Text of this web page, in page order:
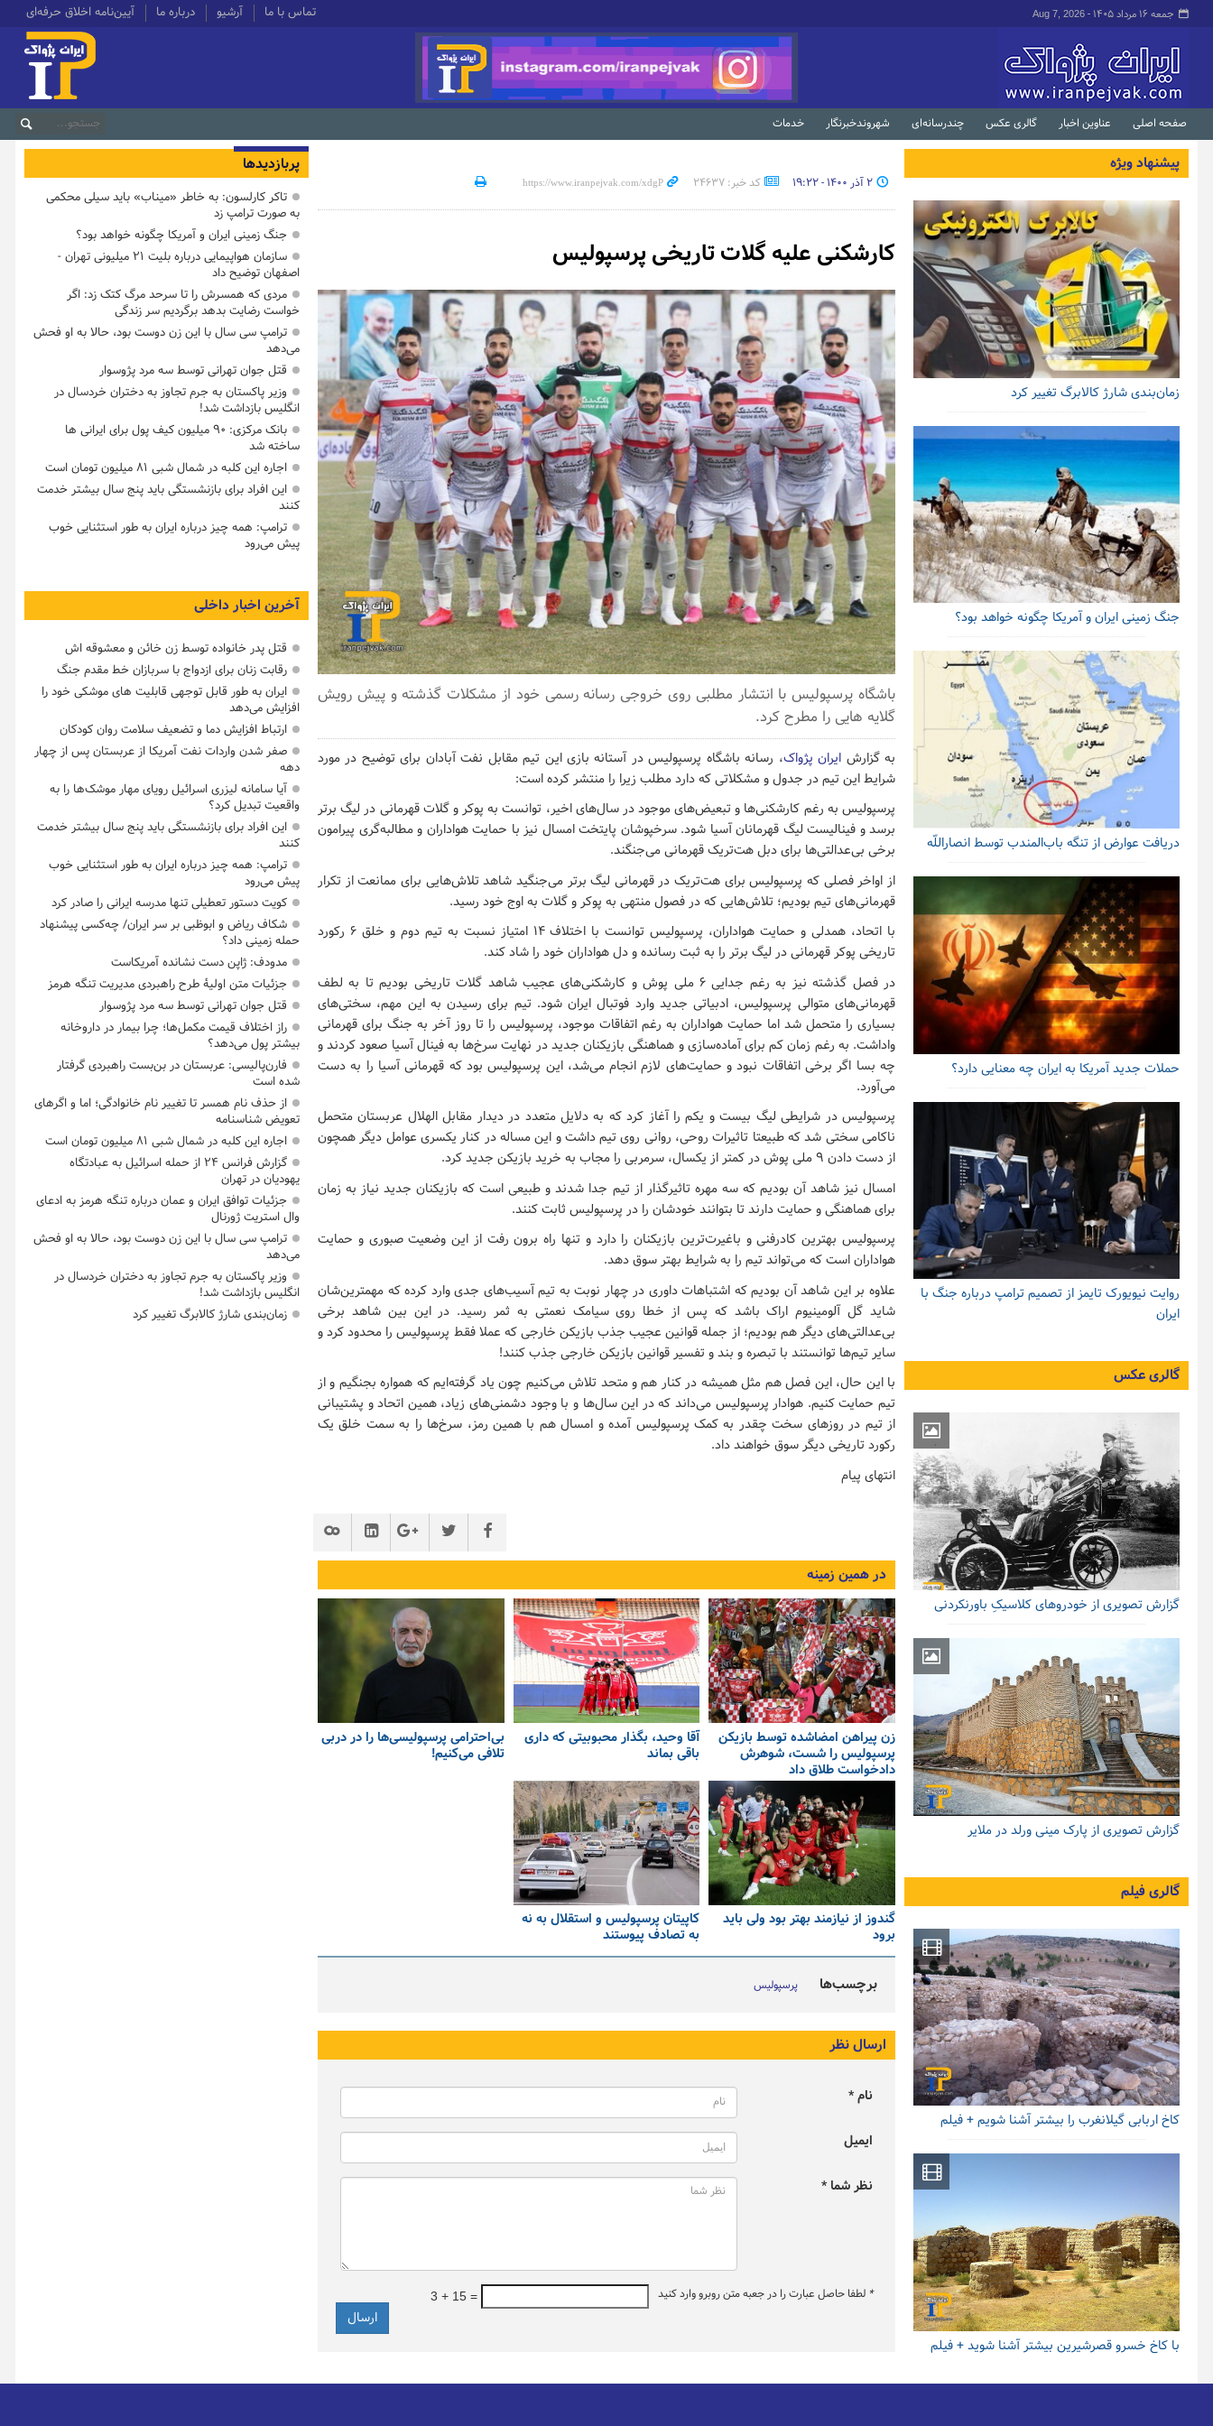
جمعه ۱۶ مرداد ۱۴۰۵ - Aug 7, 2026 تماس با ما آرشیو درباره ما آیین‌نامه اخلاق حرفه‌ای
صفحه اصلی عناوین اخبار گالری عکس چندرسانه‌ای شهروندخبرنگار خدمات
۲ آذر ۱۴۰۰ - ۱۹:۲۲ کد خبر: 24637
کارشکنی علیه گلات تاریخی پرسپولیس
باشگاه پرسپولیس با انتشار مطلبی روی خروجی رسانه رسمی خود از مشکلات گذشته و پیش رویش
گلایه هایی را مطرح کرد.
به گزارش ایران پژواک، رسانه باشگاه پرسپولیس در آستانه بازی این تیم مقابل نفت آبادان برای توضیح در مورد
شرایط این تیم در جدول و مشکلاتی که دارد مطلب زیرا را منتشر کرده است:
پرسپولیس به رغم کارشکنی‌ها و تبعیض‌های موجود در سال‌های اخیر، توانست به پوکر و گلات قهرمانی در لیگ برتر
برسد و فینالیست لیگ قهرمانان آسیا شود. سرخپوشان پایتخت امسال نیز با حمایت هواداران و مطالبه‌گری پیرامون
برخی بی‌عدالتی‌ها برای دبل هت‌تریک قهرمانی می‌جنگند.
از اواخر فصلی که پرسپولیس برای هت‌تریک در قهرمانی لیگ برتر می‌جنگید شاهد تلاش‌هایی برای ممانعت از تکرار
قهرمانی‌های تیم بودیم؛ تلاش‌هایی که در فصول منتهی به پوکر و گلات به اوج خود رسید.
با اتحاد، همدلی و حمایت هواداران، پرسپولیس توانست با اختلاف ۱۴ امتیاز نسبت به تیم دوم و خلق ۶ رکورد
تاریخی پوکر قهرمانی در لیگ برتر را به ثبت رسانده و دل هواداران خود را شاد کند.
در فصل گذشته نیز به رغم جدایی ۶ ملی پوش و کارشکنی‌های عجیب شاهد گلات تاریخی بودیم تا به لطف
قهرمانی‌های متوالی پرسپولیس، ادبیاتی جدید وارد فوتبال ایران شود. تیم برای رسیدن به این مهم، سختی‌های
بسیاری را متحمل شد اما حمایت هواداران به رغم اتفاقات موجود، پرسپولیس را تا روز آخر به جنگ برای قهرمانی
واداشت. به رغم زمان کم برای آماده‌سازی و هماهنگی بازیکنان جدید در نهایت سرخ‌ها به فینال آسیا صعود کردند و
چه بسا اگر برخی اتفاقات نبود و حمایت‌های لازم انجام می‌شد، این پرسپولیس بود که قهرمانی آسیا را به دست
می‌آورد.
پرسپولیس در شرایطی لیگ بیست و یکم را آغاز کرد که به دلایل متعدد در دیدار مقابل الهلال عربستان متحمل
ناکامی سختی شد که طبیعتا تاثیرات روحی، روانی روی تیم داشت و این مساله در کنار یکسری عوامل دیگر همچون
از دست دادن ۹ ملی پوش در کمتر از یکسال، سرمربی را مجاب به خرید بازیکن جدید کرد.
امسال نیز شاهد آن بودیم که سه مهره تاثیرگذار از تیم جدا شدند و طبیعی است که بازیکنان جدید نیاز به زمان
برای هماهنگی و حمایت دارند تا بتوانند خودشان را در پرسپولیس ثابت کنند.
پرسپولیس بهترین کادرفنی و باغیرت‌ترین بازیکنان را دارد و تنها راه برون رفت از این وضعیت صبوری و حمایت
هواداران است که می‌تواند تیم را به شرایط بهتر سوق دهد.
علاوه بر این شاهد آن بودیم که اشتباهات داوری در چهار نوبت به تیم آسیب‌های جدی وارد کرده که مهمترین‌شان
شاید گل آلومینیوم اراک باشد که پس از خطا روی سیامک نعمتی به ثمر رسید. در این بین شاهد برخی
بی‌عدالتی‌های دیگر هم بودیم؛ از جمله قوانین عجیب جذب بازیکن خارجی که عملا فقط پرسپولیس را محدود کرد و
سایر تیم‌ها توانستند با تبصره و بند و تفسیر قوانین بازیکن خارجی جذب کنند!
با این حال، این فصل هم مثل همیشه در کنار هم و متحد تلاش می‌کنیم چون یاد گرفته‌ایم که همواره بجنگیم و از
تیم حمایت کنیم. هوادار پرسپولیس می‌داند که در این سال‌ها و با وجود دشمنی‌های زیاد، همین اتحاد و پشتیبانی
از تیم در روزهای سخت چقدر به کمک پرسپولیس آمده و امسال هم با همین رمز، سرخ‌ها را به سمت خلق یک
رکورد تاریخی دیگر سوق خواهند داد.
انتهای پیام
در همین زمینه
زن پیراهن امضاشده توسط بازیکن
پرسپولیس را شست، شوهرش
دادخواست طلاق داد
آقا وحید، بگذار محبوبیتی که داری
باقی بماند
بی‌احترامی پرسپولیسی‌ها را در دربی
تلافی می‌کنیم!
گندوز از نیازمند بهتر بود ولی باید
برود
کاپیتان پرسپولیس و استقلال به نه
به تصادف پیوستند
برچسب‌ها پرسپولیس
ارسال نظر
نام *
ایمیل
نظر شما *
* لطفا حاصل عبارت را در جعبه متن روبرو وارد کنید 3 + 15 =
پیشنهاد ویژه
زمان‌بندی شارژ کالابرگ تغییر کرد
جنگ زمینی ایران و آمریکا چگونه خواهد بود؟
دریافت عوارض از تنگه باب‌المندب توسط انصاراللّه
حملات جدید آمریکا به ایران چه معنایی دارد؟
روایت نیویورک تایمز از تصمیم ترامپ درباره جنگ با
ایران
گالری عکس
گزارش تصویری از خودروهای کلاسیکِ باورنکردنی
گزارش تصویری از پارک مینی ورلد در ملایر
گالری فیلم
کاخ اربابی گیلانغرب را بیشتر آشنا شویم + فیلم
با کاخ خسرو قصرشیرین بیشتر آشنا شوید + فیلم
پربازدیدها
تاکر کارلسون: به خاطر «میناب» باید سیلی محکمی
به صورت ترامپ زد
جنگ زمینی ایران و آمریکا چگونه خواهد بود؟
سازمان هواپیمایی درباره بلیت ۲۱ میلیونی تهران -
اصفهان توضیح داد
مردی که همسرش را تا سرحد مرگ کتک زد: اگر
خواست رضایت بدهد برگردیم سر زندگی
ترامپ سی سال با این زن دوست بود، حالا به او فحش
می‌دهد
قتل جوان تهرانی توسط سه مرد پژوسوار
وزیر پاکستان به جرم تجاوز به دختران خردسال در
انگلیس بازداشت شد!
بانک مرکزی: ۹۰ میلیون کیف پول برای ایرانی ها
ساخته شد
اجاره این کلبه در شمال شبی ۸۱ میلیون تومان است
این افراد برای بازنشستگی باید پنج سال بیشتر خدمت
کنند
ترامپ: همه چیز درباره ایران به طور استثنایی خوب
پیش می‌رود
آخرین اخبار داخلی
قتل پدر خانواده توسط زن خائن و معشوقه اش
رقابت زنان برای ازدواج با سربازان خط مقدم جنگ
ایران به طور قابل توجهی قابلیت های موشکی خود را
افزایش می‌دهد
ارتباط افزایش دما و تضعیف سلامت روان کودکان
صفر شدن واردات نفت آمریکا از عربستان پس از چهار
دهه
آیا سامانه لیزری اسرائیل رویای مهار موشک‌ها را به
واقعیت تبدیل کرد؟
این افراد برای بازنشستگی باید پنج سال بیشتر خدمت
کنند
ترامپ: همه چیز درباره ایران به طور استثنایی خوب
پیش می‌رود
کویت دستور تعطیلی تنها مدرسه ایرانی را صادر کرد
شکاف ریاض و ابوظبی بر سر ایران/ چه‌کسی پیشنهاد
حمله زمینی داد؟
مدودف: ژاپن دست نشانده آمریکاست
جزئیات متن اولیۀ طرح راهبردی مدیریت تنگه هرمز
قتل جوان تهرانی توسط سه مرد پژوسوار
راز اختلاف قیمت مکمل‌ها؛ چرا بیمار در داروخانه
بیشتر پول می‌دهد؟
فارن‌پالیسی: عربستان در بن‌بست راهبردی گرفتار
شده است
از حذف نام همسر تا تغییر نام خانوادگی؛ اما و اگرهای
تعویض شناسنامه
اجاره این کلبه در شمال شبی ۸۱ میلیون تومان است
گزارش فرانس ۲۴ از حمله اسرائیل به عبادتگاه
یهودیان در تهران
جزئیات توافق ایران و عمان درباره تنگه هرمز به ادعای
وال استریت ژورنال
ترامپ سی سال با این زن دوست بود، حالا به او فحش
می‌دهد
وزیر پاکستان به جرم تجاوز به دختران خردسال در
انگلیس بازداشت شد!
زمان‌بندی شارژ کالابرگ تغییر کرد